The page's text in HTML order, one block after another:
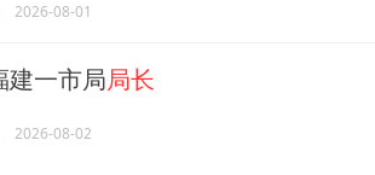
2026-08-01
建一市局局长
2026-08-02